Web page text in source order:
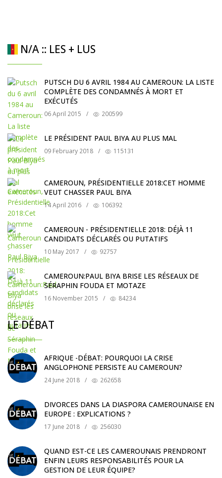
N/A :: LES + LUS
PUTSCH DU 6 AVRIL 1984 AU CAMEROUN: LA LISTE
COMPLÈTE DES CONDAMNÉS À MORT ET
EXÉCUTÉS
06 April 2015 / 200599
LE PRÉSIDENT PAUL BIYA AU PLUS MAL
09 February 2018 / 115131
CAMEROUN, PRÉSIDENTIELLE 2018:CET HOMME
VEUT CHASSER PAUL BIYA
14 April 2016 / 106392
CAMEROUN - PRÉSIDENTIELLE 2018: DÉJÀ 11
CANDIDATS DÉCLARÉS OU PUTATIFS
10 May 2017 / 92757
CAMEROUN:PAUL BIYA BRISE LES RÉSEAUX DE
SÉRAPHIN FOUDA ET MOTAZE
16 November 2015 / 84234
LE DÉBAT
AFRIQUE -DÉBAT: POURQUOI LA CRISE
ANGLOPHONE PERSISTE AU CAMEROUN?
24 June 2018 / 262658
DIVORCES DANS LA DIASPORA CAMEROUNAISE EN
EUROPE : EXPLICATIONS ?
17 June 2018 / 256030
QUAND EST-CE LES CAMEROUNAIS PRENDRONT
ENFIN LEURS RESPONSABILITÉS POUR LA
GESTION DE LEUR ÉQUIPE?